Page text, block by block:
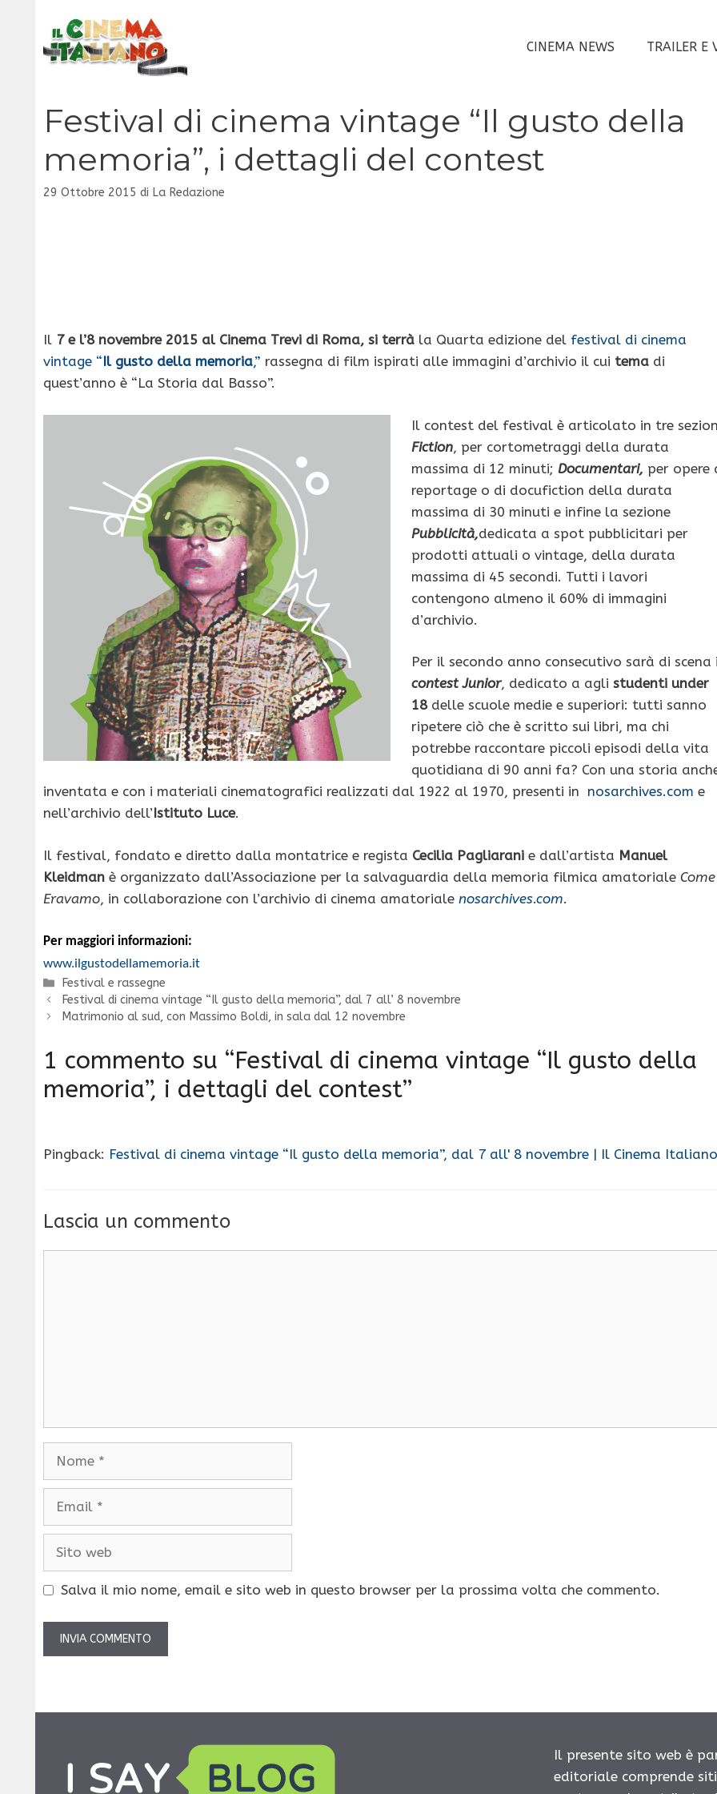
contenuto
CINEMA NEWS TRAILER E
Festival di cinema vintage “Il gusto della
memoria”, i dettagli del contest
29 Ottobre 2015 di La Redazione
Il 7 e l’8 novembre 2015 al Cinema Trevi di Roma, si terrà la Quarta edizione del festival di cinema
vintage “Il gusto della memoria,” rassegna di film ispirati alle immagini d’archivio il cui tema di
quest’anno è “La Storia dal Basso”.
Il contest del festival è articolato in tre
Fiction, per cortometraggi della durata
massima di 12 minuti; Documentari, per opere
reportage o di docufiction della durata
massima di 30 minuti e infine la sezione
Pubblicità,dedicata a spot pubblicitari per
prodotti attuali o vintage, della durata
massima di 45 secondi. Tutti i lavori
contengono almeno il 60% di immagini
d’archivio.
Per il secondo anno consecutivo sarà di scena
contest Junior, dedicato a agli studenti under
18 delle scuole medie e superiori: tutti sanno
ripetere ciò che è scritto sui libri, ma chi
potrebbe raccontare piccoli episodi della vita
quotidiana di 90 anni fa? Con una storia
inventata e con i materiali cinematografici realizzati dal 1922 al 1970, presenti in nosarchives.com e
nell’archivio dell’Istituto Luce.
Il festival, fondato e diretto dalla montatrice e regista Cecilia Pagliarani e dall’artista Manuel
Kleidman è organizzato dall’Associazione per la salvaguardia della memoria filmica amatoriale Come
Eravamo, in collaborazione con l’archivio di cinema amatoriale nosarchives.com.
Per maggiori informazioni:
www.ilgustodellamemoria.it
Categorie
Festival e rassegne
Festival di cinema vintage “Il gusto della memoria”, dal 7 all’ 8 novembre
Matrimonio al sud, con Massimo Boldi, in sala dal 12 novembre
1 commento su “Festival di cinema vintage “Il gusto della
memoria”, i dettagli del contest”
Pingback: Festival di cinema vintage “Il gusto della memoria”, dal 7 all' 8 novembre | Il Cinema Italiano
Lascia un commento
Nome
Email
Sito
Salva il mio nome, email e sito web in questo browser per la prossima volta che commento.
Il presente sito web è
editoriale comprende